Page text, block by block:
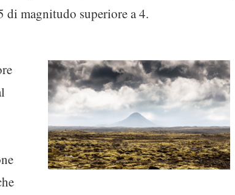
di magnitudo superiore a 4.